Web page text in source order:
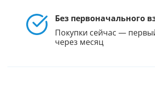
Без первоначального
Покупки сейчас —
через месяц